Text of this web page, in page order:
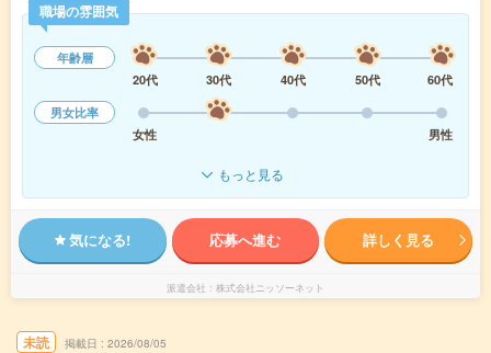
職場の雰囲気
年齢層
20代
30代 40代 50代
60代
男女比率
女性
男性
もっと見る
気になる! 応募へ進む 詳しく見る
派遣会社 株式会社ニッソーネット
未読 掲載日 2026/08/05